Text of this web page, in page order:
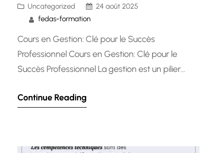
Uncategorized
24 août 2025
fedas-formation
Cours en Gestion: Clé pour le Succès
Professionnel Cours en Gestion: Clé pour le
Succès Professionnel La gestion est un pilier
soyez un chef d’entreprise, un cadre
compétences en gestion peut faire toute la
Continue Reading